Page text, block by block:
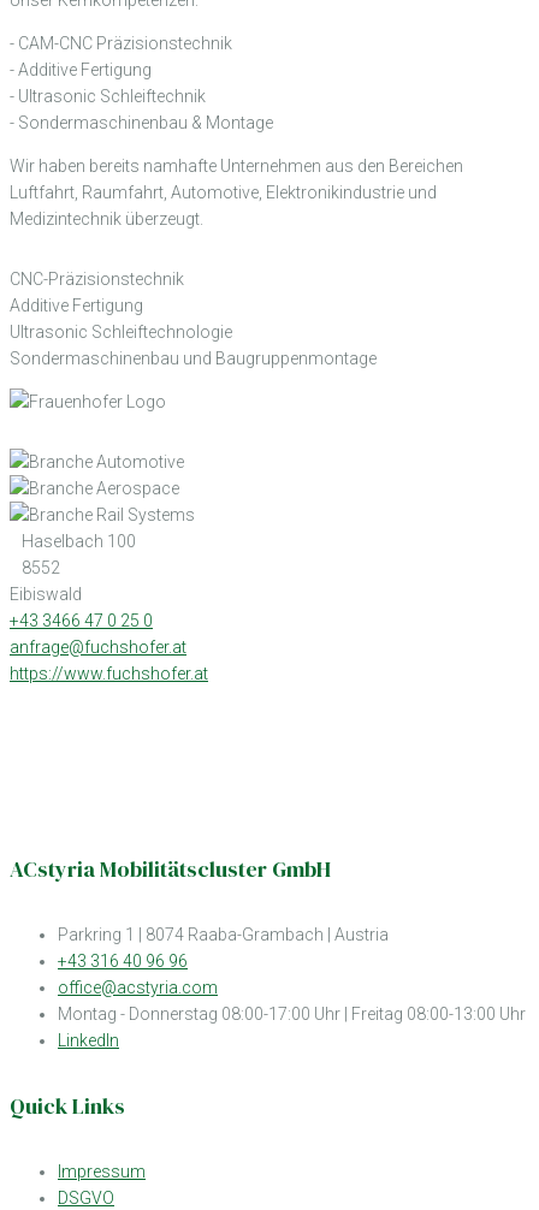
- CAM-CNC Präzisionstechnik
- Additive Fertigung
- Ultrasonic Schleiftechnik
- Sondermaschinenbau & Montage
Wir haben bereits namhafte Unternehmen aus den Bereichen
Luftfahrt, Raumfahrt, Automotive, Elektronikindustrie und
Medizintechnik überzeugt.
CNC-Präzisionstechnik
Additive Fertigung
Ultrasonic Schleiftechnologie
Sondermaschinenbau und Baugruppenmontage
Haselbach 100
8552
Eibiswald
+43 3466 47 0 25 0
anfrage@fuchshofer.at
https://www.fuchshofer.at
ACstyria Mobilitätscluster GmbH
Parkring 1 | 8074 Raaba-Grambach | Austria
+43 316 40 96 96
office@acstyria.com
Montag - Donnerstag 08:00-17:00 Uhr | Freitag 08:00-13:00 Uhr
LinkedIn
Quick Links
Impressum
DSGVO